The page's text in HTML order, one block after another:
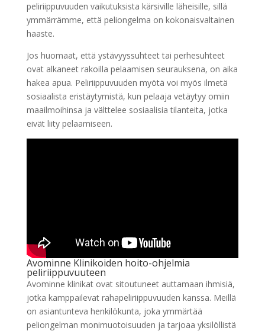
peliriippuvuuden vaikutuksista kärsiville läheisille, sillä
ymmärrämme, että peliongelma on kokonaisvaltainen
haaste.
Jos huomaat, että ystävyyssuhteet tai perhesuhteet
ovat alkaneet rakoilla pelaamisen seurauksena, on aika
hakea apua. Peliriippuvuuden myötä voi myös ilmetä
sosiaalista eristäytymistä, kun pelaaja vetäytyy omiin
maailmoihinsa ja välttelee sosiaalisia tilanteita, jotka
eivät liity pelaamiseen.
Avominne Klinikoiden hoito-ohjelmia
peliriippuvuuteen
Avominne klinikat ovat sitoutuneet auttamaan ihmisiä,
jotka kamppailevat rahapeliriippuvuuden kanssa. Meillä
on asiantunteva henkilökunta, joka ymmärtää
peliongelman monimuotoisuuden ja tarjoaa yksilöllistä